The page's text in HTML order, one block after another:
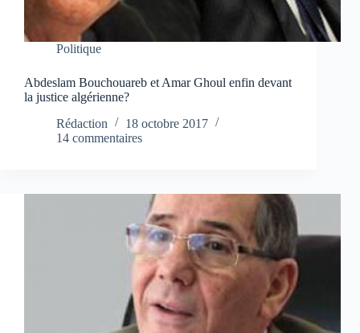
Politique
Abdeslam Bouchouareb et Amar Ghoul enfin devant
la justice algérienne?
Rédaction
18 octobre 2017
14 commentaires